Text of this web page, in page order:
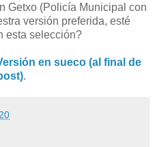
Getxo (Policía Municipal con
versión preferida, esté
esta selección?
en sueco (al final de
.